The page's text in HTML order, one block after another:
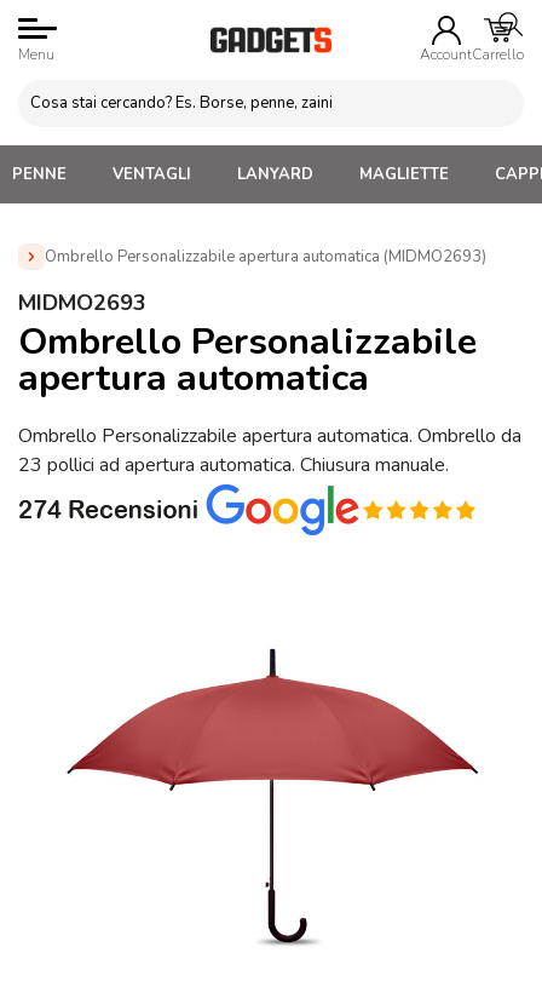
Menu AccountCarrello
PENNE VENTAGLI LANYARD MAGLIETTE
Ombrello Personalizzabile apertura automatica (MIDMO2693)
Home » Ombrelli Personalizzati
apertura automatica (MIDMO2693)
MIDMO2693
Ombrello Personalizzabile
apertura automatica
Ombrello Personalizzabile apertura automatica. Ombrello da
23 pollici ad apertura automatica. Chiusura manuale.